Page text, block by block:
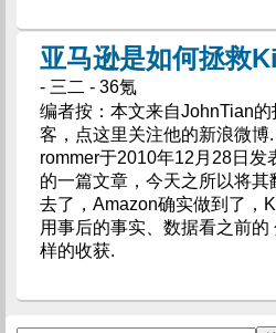
亚马逊是如何拯救
- 三二 - 36氪
编者按：本文来自JohnTian
客，点这里关注他的新浪微
rommer于2010年12月28日发
的一篇文章，今天之所以将
去了，Amazon确实做到了，
用事后的事实、数据看之前
样的收获.